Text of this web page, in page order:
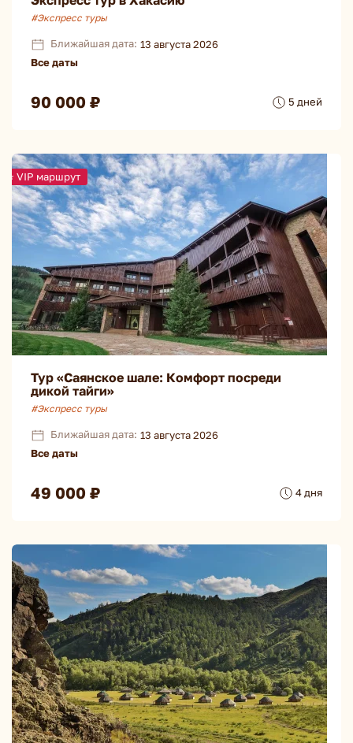
#Экспресс туры
Ближайшая дата: 13 августа 2026
Все даты
90 000 ₽ 5 дней
⭐ VIP маршрут
Тур «Саянское шале: Комфорт посреди
дикой тайги»
#Экспресс туры
Ближайшая дата: 13 августа 2026
Все даты
49 000 ₽ 4 дня